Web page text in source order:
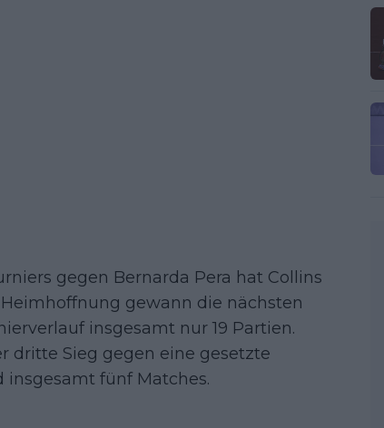
gegen Bernarda Pera hat Collins
gewann die nächsten
insgesamt nur 19 Partien.
dritte Sieg gegen eine gesetzte
insgesamt fünf Matches.